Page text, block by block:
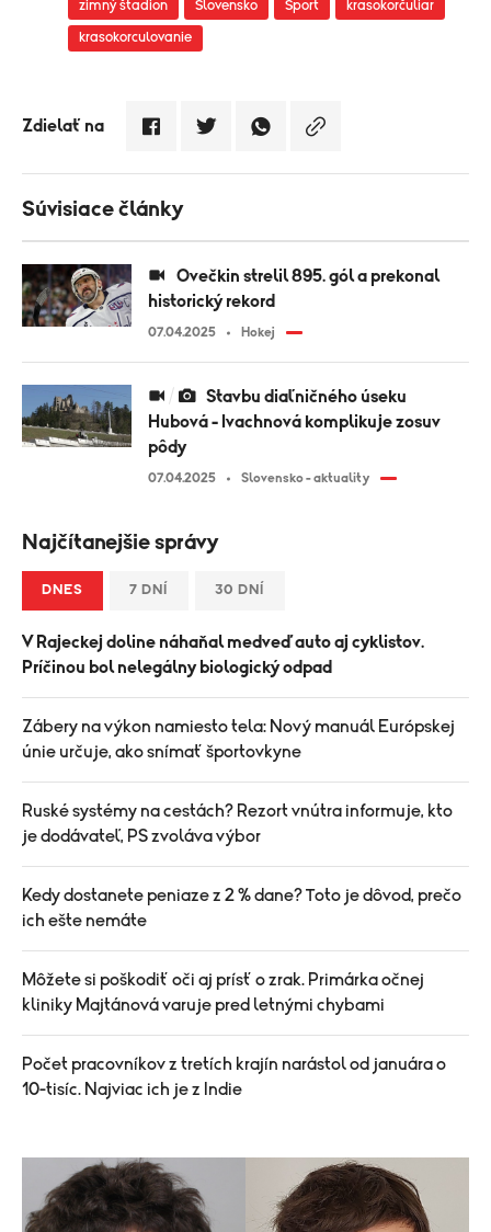
zimný štadion Slovensko Šport krasokorčuliar
krasokorculovanie
Zdielať na
Súvisiace články
historický rekord
07.04.2025 Hokej
Hubová - Ivachnová komplikuje zosuv
pôdy
07.04.2025 Slovensko - aktuality
Najčítanejšie správy
DNES 7 DNÍ 30 DNÍ
V Rajeckej doline náhaňal medveď auto aj cyklistov.
Príčinou bol nelegálny biologický odpad
Zábery na výkon namiesto tela: Nový manuál Európskej
únie určuje, ako snímať športovkyne
Ruské systémy na cestách? Rezort vnútra informuje, kto
je dodávateľ, PS zvoláva výbor
Kedy dostanete peniaze z 2 % dane? Toto je dôvod, prečo
ich ešte nemáte
Môžete si poškodiť oči aj prísť o zrak. Primárka očnej
kliniky Majtánová varuje pred letnými chybami
Počet pracovníkov z tretích krajín narástol od januára o
10-tisíc. Najviac ich je z Indie